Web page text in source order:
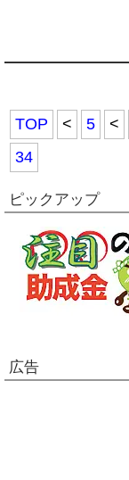
TOP < 5 <
34
ピックアップ
広告